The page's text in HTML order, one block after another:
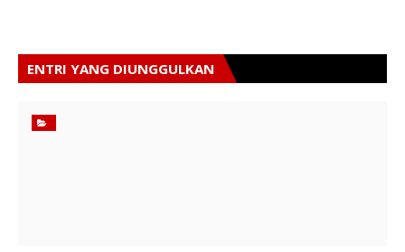
ENTRI YANG DIUNGGULKAN